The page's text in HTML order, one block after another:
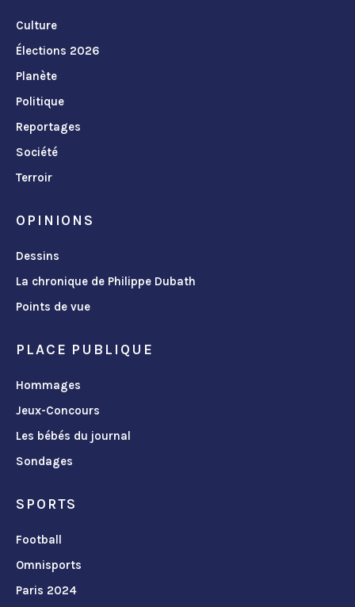
Culture
Élections 2026
Planète
Politique
Reportages
Société
Terroir
OPINIONS
Dessins
La chronique de Philippe Dubath
Points de vue
PLACE PUBLIQUE
Hommages
Jeux-Concours
Les bébés du journal
Sondages
SPORTS
Football
Omnisports
Paris 2024